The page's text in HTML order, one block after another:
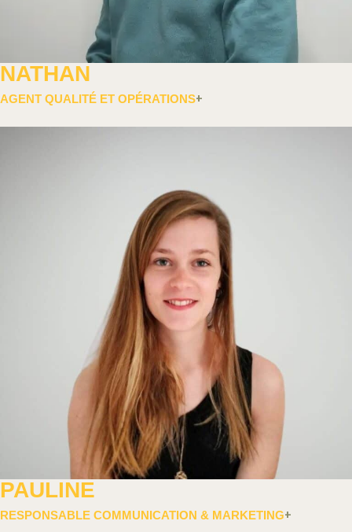
NATHAN
AGENT QUALITÉ ET OPÉRATIONS
PAULINE
RESPONSABLE COMMUNICATION & MARKETING